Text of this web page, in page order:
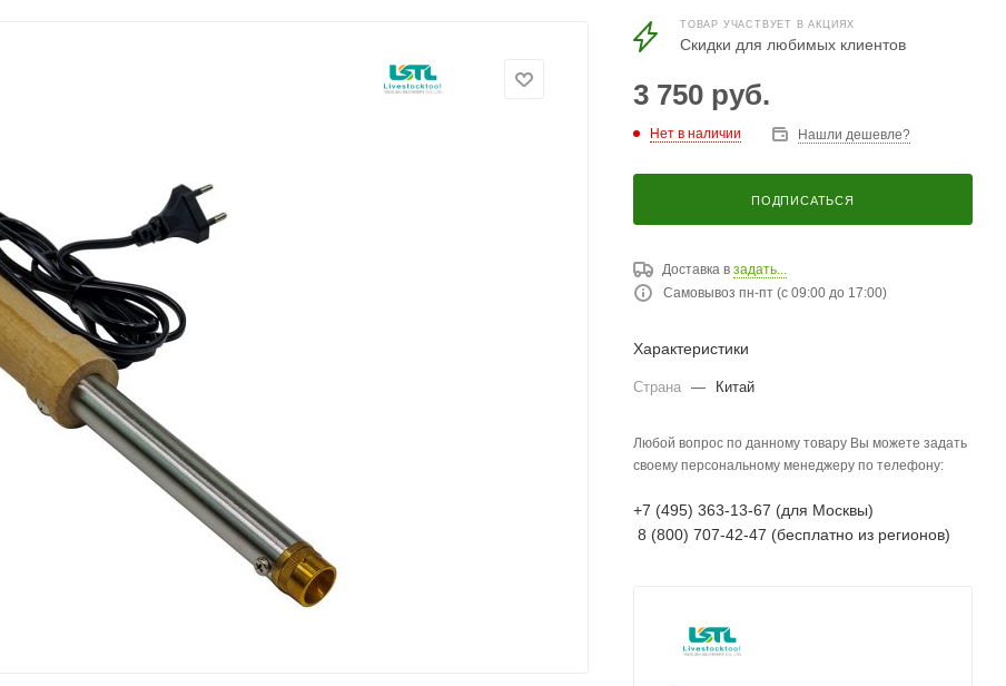
ТОВАР УЧАСТВУЕТ В АКЦИЯХ
Скидки для любимых клиентов
3 750 руб.
Нет в наличии Нашли дешевле?
ПОДПИСАТЬСЯ
Доставка в задать...
Самовывоз пн-пт (с 09:00 до 17:00)
Характеристики
Страна — Китай
Любой вопрос по данному товару Вы можете задать
своему персональному менеджеру по телефону:
+7 (495) 363-13-67 (для Москвы)
8 (800) 707-42-47 (бесплатно из регионов)